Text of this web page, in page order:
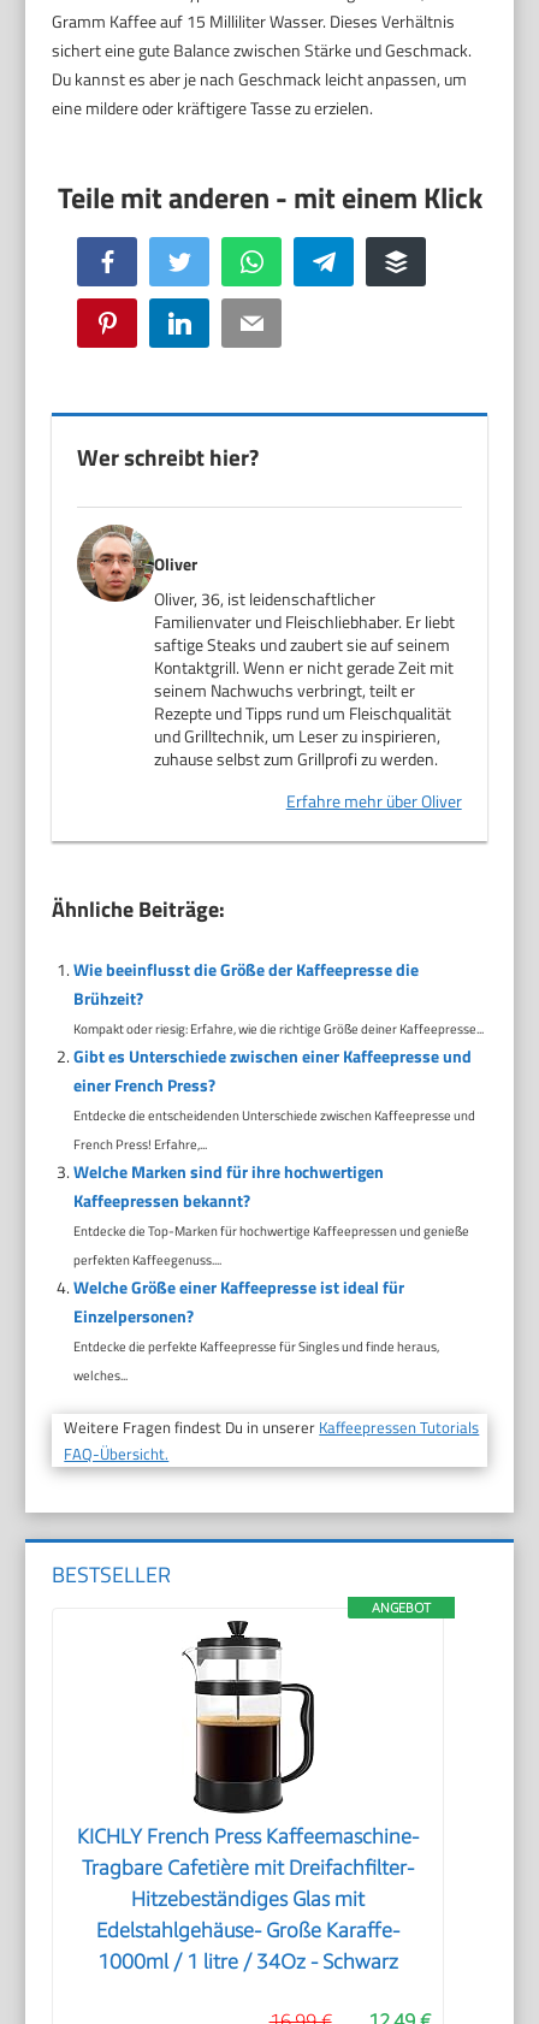
Gramm Kaffee auf 15 Milliliter Wasser. Dieses Verhältnis
sichert eine gute Balance zwischen Stärke und Geschmack.
Du kannst es aber je nach Geschmack leicht anpassen, um
eine mildere oder kräftigere Tasse zu erzielen.
Facebook Twitter WhatsApp Telegram Buffer
Pinterest LinkedIn Email
Wer schreibt hier?
Oliver
Oliver, 36, ist leidenschaftlicher
Familienvater und Fleischliebhaber. Er liebt
saftige Steaks und zaubert sie auf seinem
Kontaktgrill. Wenn er nicht gerade Zeit mit
seinem Nachwuchs verbringt, teilt er
Rezepte und Tipps rund um Fleischqualität
und Grilltechnik, um Leser zu inspirieren,
zuhause selbst zum Grillprofi zu werden.
Erfahre mehr über Oliver
Ähnliche Beiträge:
Wie beeinflusst die Größe der Kaffeepresse die
Brühzeit?
Kompakt oder riesig: Erfahre, wie die richtige Größe deiner Kaffeepresse...
Gibt es Unterschiede zwischen einer Kaffeepresse und
einer French Press?
Entdecke die entscheidenden Unterschiede zwischen Kaffeepresse und
French Press! Erfahre,...
Welche Marken sind für ihre hochwertigen
Kaffeepressen bekannt?
Entdecke die Top-Marken für hochwertige Kaffeepressen und genieße
perfekten Kaffeegenuss....
Welche Größe einer Kaffeepresse ist ideal für
Einzelpersonen?
Entdecke die perfekte Kaffeepresse für Singles und finde heraus,
welches...
Weitere Fragen findest Du in unserer Kaffeepressen Tutorials
FAQ-Übersicht.
BESTSELLER
ANGEBOT
KICHLY French Press Kaffeemaschine-
Tragbare Cafetière mit Dreifachfilter-
Hitzebeständiges Glas mit
Edelstahlgehäuse- Große Karaffe-
1000ml / 1 litre / 34Oz - Schwarz